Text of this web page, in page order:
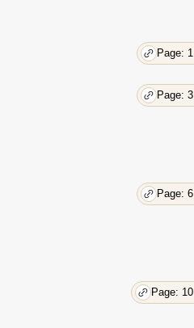
Page: 1
Page: 3
Page: 6
Page: 10